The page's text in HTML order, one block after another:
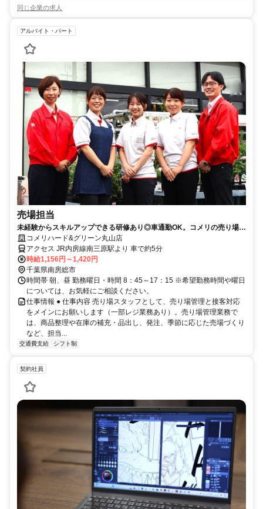
同じ企業の求人
アルバイト・パート
売場担当
未経験からスキルアップできる研修あり◎車通勤OK。コメリの売り場ス
タッフ（パート）求人
コメリハード&グリーン丸山店
アクセス JR内房線南三原駅より 車で約5分
時給1,156円～1,420円
千葉県南房総市
時間帯 朝、昼 勤務曜日・時間 8：45～17：15 ※希望勤務時間や曜日
については、お気軽にご相談ください。
仕事情報 ● 仕事内容 売り場スタッフとして、売り場管理と接客対応
をメインにお願いします（一部レジ業務あり）。売り場管理業務で
は、商品整理や在庫の補充・品出し、発注、季節に応じた売場づくり
など、担当...
交通費支給 シフト制
契約社員